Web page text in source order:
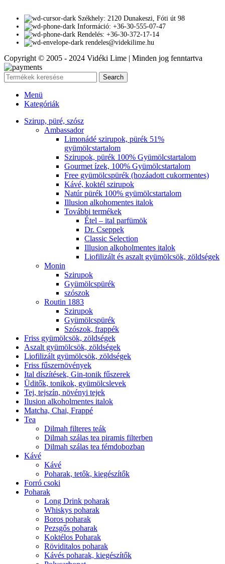
Székhely: 2120 Dunakeszi, Fóti út 98
Információ: +36-30-555-07-47
Rendelés: +36-30-372-17-14
rendeles@videkilime.hu
Copyright © 2005 - 2024 Vidéki Lime | Minden jog fenntartva
Search
Menü
Kategóriák
Szirup, püré, szósz
Ambassador
Limonádé szirupok, pürék 51%
gyümölcstartalom
Szirupok, pürék 100% Gyümölcstartalom
Gourmet ízek, 100% Gyümölcstartalom
Free gyümölcspürék (hozáadott cukormentes)
Kávé, koktél szirupok
Natúr pürék 100% gyümölcstartalom
Illusion alkohomentes italok
További termékek
Étel – ital parfümök
Dr. Cseppek
Classic Selection
Illusion alkoholmentes italok
Liofilizált és aszalt gyümölcsök, zöldségek
Monin
Szirupok
Gyümölcspürék
szószok
Routin 1883
Szirupok
Gyümölcspürék
Szószok, frappék
Friss gyümölcsök, zöldségek
Aszalt gyümölcsök, zöldségek
Liofilizált gyümölcsök, zöldségek
Friss fűszernövények
Ital díszítések, Gin-tonik fűszerek
Üditők, tonikok, gyümölcslevek
Tej, tejszín, növényi tejek
Ilusion alkoholmentes italok
Matcha, Chai, Frappé
Tea
Dilmah filteres teák
Dilmah szálas tea piramis filterben
Dilmah szálas tea fémdobozban
Kávé
Kávé
Poharak, tetők, kiegészítők
Forró csoki
Poharak
Long Drink poharak
Whiskys poharak
Boros poharak
Pezsgős poharak
Koktélos Poharak
Röviditalos poharak
Kávés poharak, kiegészítők